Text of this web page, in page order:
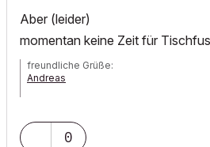
Aber (leider)
momentan keine Zeit für
freundliche Grüße:
Andreas
0